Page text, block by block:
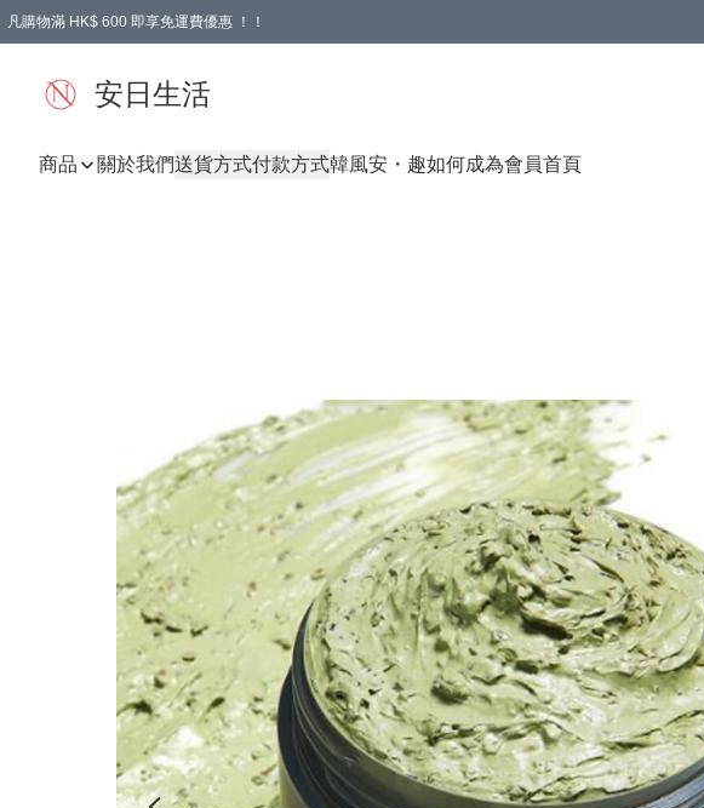
凡購物滿 HK$ 600 即享免運費優惠 ！！
安日生活
商品 關於我們送貨方式付款方式韓風安・趣如何成為會員首頁